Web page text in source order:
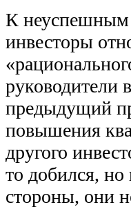
К неуспешным
инвесторы
руководители
предыдущий
повышения
другого
то добился,
стороны, они